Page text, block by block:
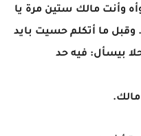
وأنت مالك ستين مرة يا
ما أتكلم حسيت بايد
بيسأل: فيه حد